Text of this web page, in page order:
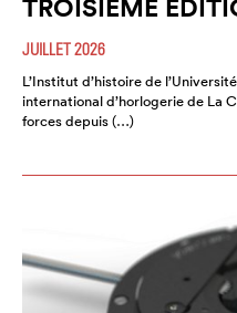
TROISIÈME
JUILLET 2026
L’Institut d’histoire de
international d’horlogerie de La
forces depuis (…)